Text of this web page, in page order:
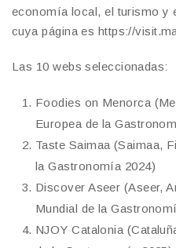
economía local, el turismo y
cuya página es https://
Las 10 webs seleccionadas:
Foodies on Menorca
Europea de la
Taste Saimaa (Saimaa,
la Gastronomía 2024)
Discover Aseer (Aseer,
Mundial de la
NJOY Catalonia